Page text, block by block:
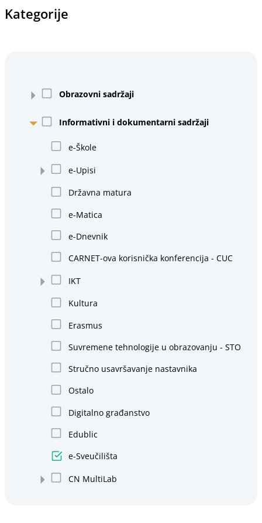
Kategorije
Obrazovni sadržaji
Informativni i dokumentarni sadržaji
e-Škole
e-Upisi
Državna matura
e-Matica
e-Dnevnik
CARNET-ova korisnička konferencija - CUC
IKT
Kultura
Erasmus
Suvremene tehnologije u obrazovanju - STO
Stručno usavršavanje nastavnika
Ostalo
Digitalno građanstvo
Edublic
e-Sveučilišta
CN MultiLab